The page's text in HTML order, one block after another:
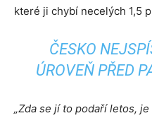
které ji chybí necelých 1,5
ČESKO
ÚROVEŇ PŘED
„Zda se jí to podaří letos,